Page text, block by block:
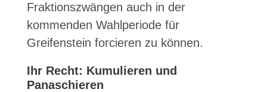
Fraktionszwängen auch in der
kommenden Wahlperiode für
Greifenstein forcieren zu können.
Ihr Recht: Kumulieren und
Panaschieren